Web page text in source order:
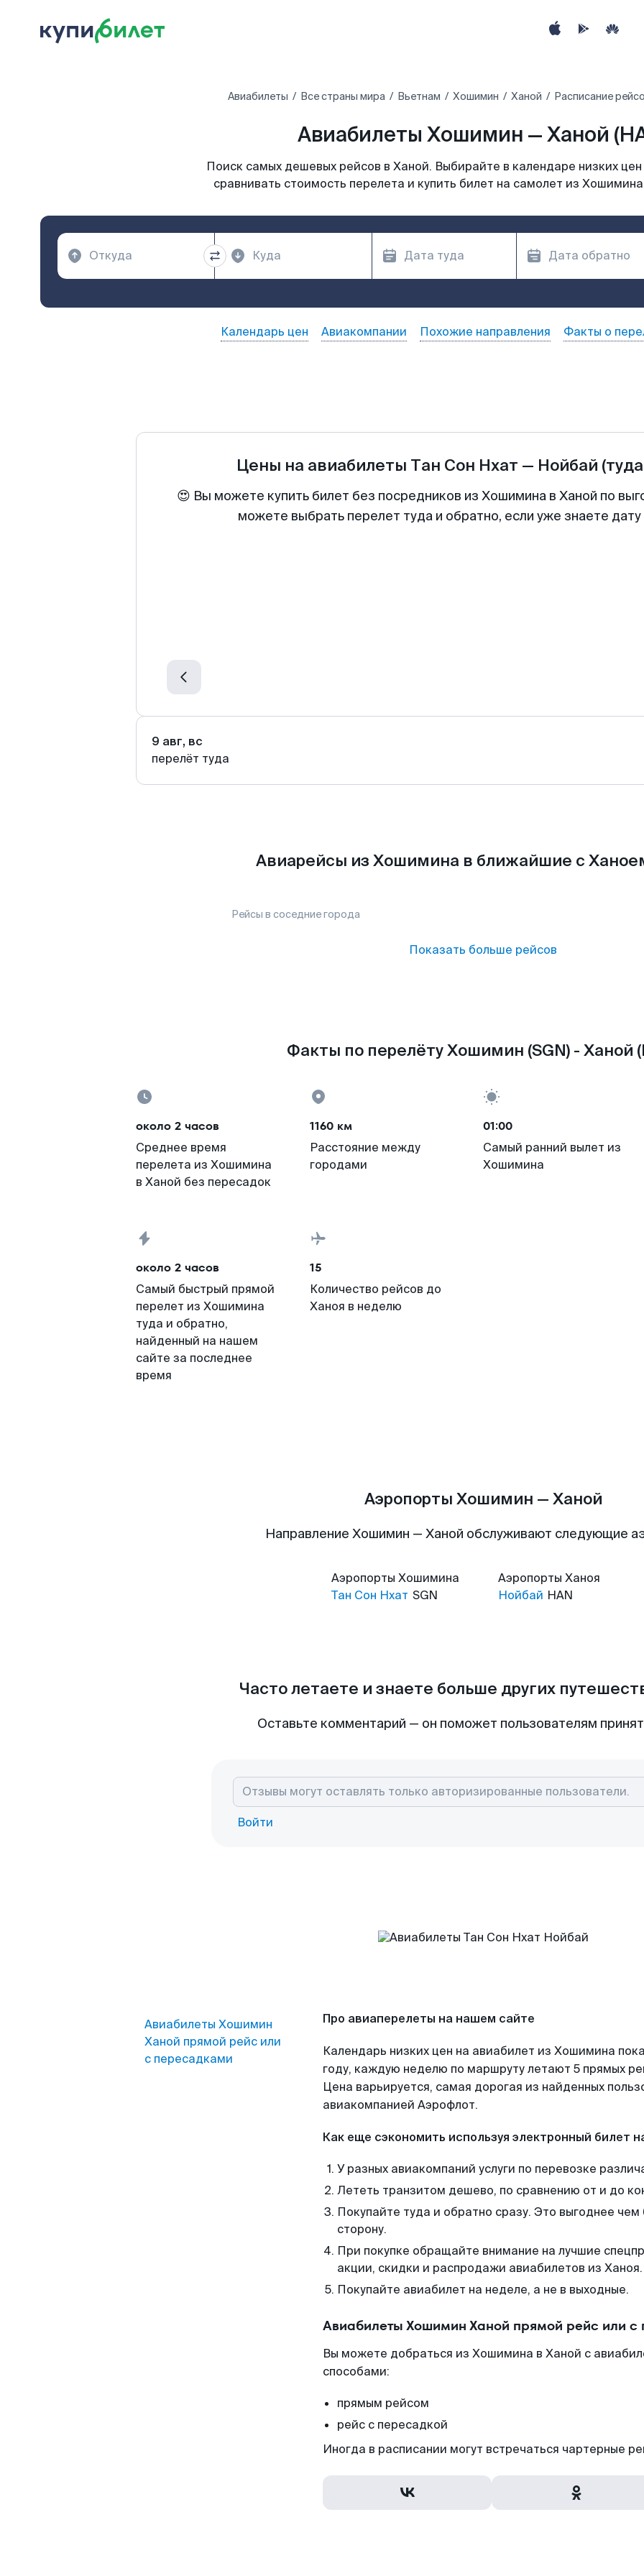
Авиабилеты Все страны мира Вьетнам Хошимин Ханой Расписание
Авиабилеты Хошимин — Ханой
Поиск самых дешевых рейсов в Ханой. Выбирайте в календаре низких
сравнивать стоимость перелета и купить билет на самолет из
Календарь цен Авиакомпании Похожие направления Факты о
Цены на авиабилеты Тан Сон Нхат — Нойбай
😍 Вы можете купить билет без посредников из Хошимина в Ханой по
можете выбрать перелет туда и обратно, если уже знаете
9 авг, вс
перелёт туда
Авиарейсы из Хошимина в ближайшие с
Рейсы в соседние города
Показать больше рейсов
Факты по перелёту Хошимин (SGN) - Ханой
около 2 часов
Среднее время
перелета из Хошимина
в Ханой без пересадок
1160 км
Расстояние между
городами
01:00
Самый ранний вылет из
Хошимина
около 2 часов
Самый быстрый прямой
перелет из Хошимина
туда и обратно,
найденный на нашем
сайте за последнее
время
15
Количество рейсов до
Ханоя в неделю
Аэропорты Хошимин — Ханой
Направление Хошимин — Ханой обслуживают следующие
Аэропорты Хошимина
Тан Сон Нхат SGN
Аэропорты Ханоя
Нойбай HAN
Часто летаете и знаете больше других
Оставьте комментарий — он поможет пользователям
Войти
Авиабилеты Хошимин
Ханой прямой рейс или
с пересадками
Про авиаперелеты на нашем сайте
Календарь низких цен на авиабилет из Хошимина
году, каждую неделю по маршруту летают 5 прямых
Цена варьируется, самая дорогая из найденных
авиакомпанией Аэрофлот.
Как еще сэкономить используя электронный билет
У разных авиакомпаний услуги по перевозке
Лететь транзитом дешево, по сравнению от и до
Покупайте туда и обратно сразу. Это выгоднее
сторону.
При покупке обращайте внимание на лучшие
акции, скидки и распродажи авиабилетов из Ханоя.
Покупайте авиабилет на неделе, а не в выходные.
Авиабилеты Хошимин Ханой прямой рейс или с
Вы можете добраться из Хошимина в Ханой с
способами:
прямым рейсом
рейс с пересадкой
Иногда в расписании могут встречаться чартерные